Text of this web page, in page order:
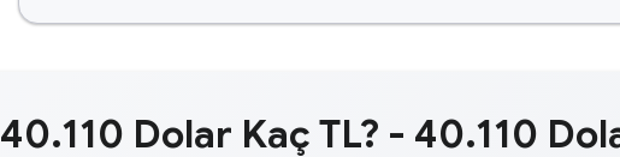
40.110 Dolar Kaç TL? - 40.110